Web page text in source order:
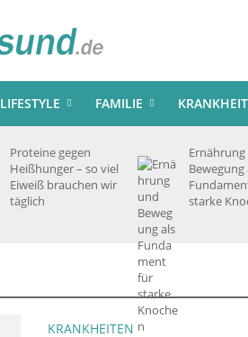
LIFESTYLE FAMILIE
Proteine gegen
Heißhunger – so viel
Eiweiß brauchen wir
täglich
Bewegung
starke
KRANKHEITEN